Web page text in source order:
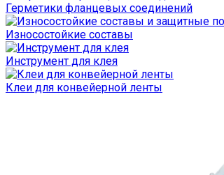
Герметики фланцевых соединений
Износостойкие составы
Инструмент для клея
Клеи для конвейерной ленты